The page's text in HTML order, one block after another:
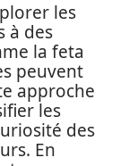
les
à des
la feta
peuvent
approche
les
des
En